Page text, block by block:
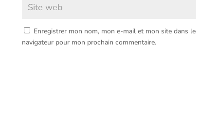
Enregistrer mon nom, mon e-mail et mon site dans le
navigateur pour mon prochain commentaire.